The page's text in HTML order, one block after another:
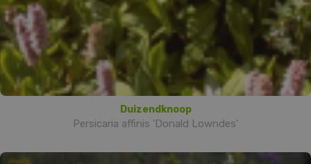
Duizendknoop
Persicaria affinis 'Donald Lowndes'